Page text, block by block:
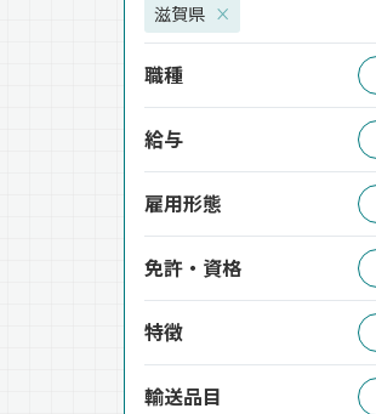
滋賀県 ×
職種
給与
雇用形態
免許・資格
特徴
輸送品目